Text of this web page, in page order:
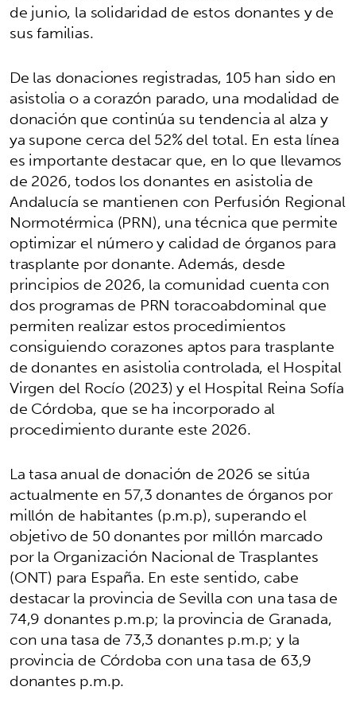
de junio, la solidaridad de estos donantes y de
sus familias.
De las donaciones registradas, 105 han sido en
asistolia o a corazón parado, una modalidad de
donación que continúa su tendencia al alza y
ya supone cerca del 52% del total. En esta línea
es importante destacar que, en lo que llevamos
de 2026, todos los donantes en asistolia de
Andalucía se mantienen con Perfusión Regional
Normotérmica (PRN), una técnica que permite
optimizar el número y calidad de órganos para
trasplante por donante. Además, desde
principios de 2026, la comunidad cuenta con
dos programas de PRN toracoabdominal que
permiten realizar estos procedimientos
consiguiendo corazones aptos para trasplante
de donantes en asistolia controlada, el Hospital
Virgen del Rocío (2023) y el Hospital Reina Sofía
de Córdoba, que se ha incorporado al
procedimiento durante este 2026.
La tasa anual de donación de 2026 se sitúa
actualmente en 57,3 donantes de órganos por
millón de habitantes (p.m.p), superando el
objetivo de 50 donantes por millón marcado
por la Organización Nacional de Trasplantes
(ONT) para España. En este sentido, cabe
destacar la provincia de Sevilla con una tasa de
74,9 donantes p.m.p; la provincia de Granada,
con una tasa de 73,3 donantes p.m.p; y la
provincia de Córdoba con una tasa de 63,9
donantes p.m.p.